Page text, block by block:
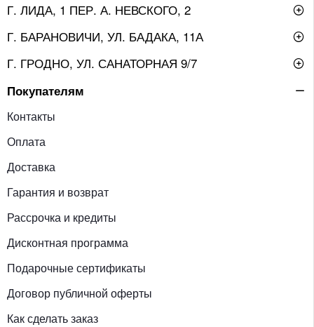
Г. ЛИДА, 1 ПЕР. А. НЕВСКОГО, 2
Г. БАРАНОВИЧИ, УЛ. БАДАКА, 11А
Г. ГРОДНО, УЛ. САНАТОРНАЯ 9/7
Покупателям
Контакты
Оплата
Доставка
Гарантия и возврат
Рассрочка и кредиты
Дисконтная программа
Подарочные сертификаты
Договор публичной оферты
Как сделать заказ